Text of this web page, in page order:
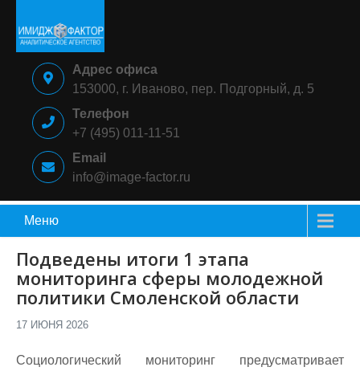
content
ИМИДЖ-
ФАКТОР
Аналитическое
агентство
Адрес офиса
153000, г. Иваново, пер. Подгорный, д. 5
Телефон
+7 (495) 011-11-51
Email
info@image-factor.ru
Меню
Подведены итоги 1 этапа
мониторинга сферы молодежной
политики Смоленской области
17 ИЮНЯ 2026
Социологический мониторинг предусматривает